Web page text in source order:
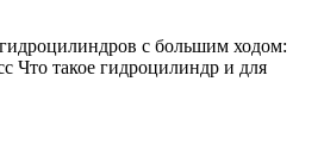
с большим ходом:
Что такое гидроцилиндр и для